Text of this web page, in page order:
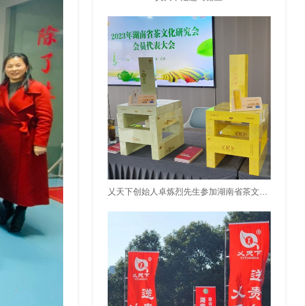
乂天下创始人卓炼烈先生参加湖南省茶文化研究会第二届会员代表大会